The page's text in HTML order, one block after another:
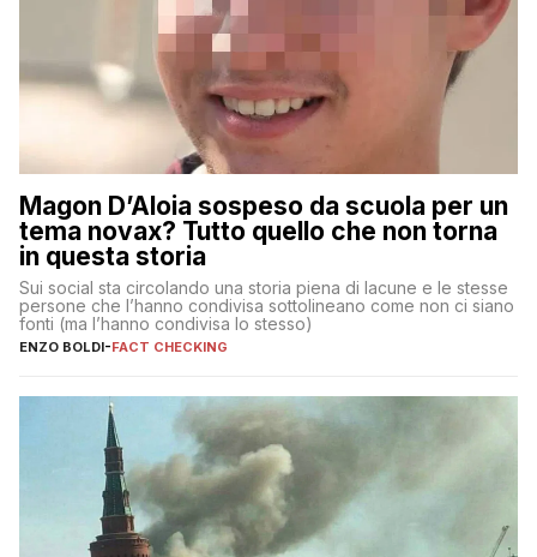
Magon D’Aloia sospeso da scuola per un
tema novax? Tutto quello che non torna
in questa storia
Sui social sta circolando una storia piena di lacune e le stesse
persone che l’hanno condivisa sottolineano come non ci siano
fonti (ma l’hanno condivisa lo stesso)
ENZO BOLDI-FACT CHECKING